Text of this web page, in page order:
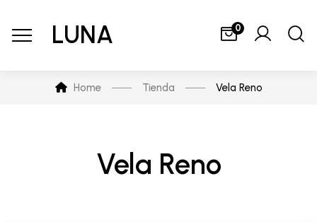
LUNA 0
Home Tienda Vela Reno
Vela Reno